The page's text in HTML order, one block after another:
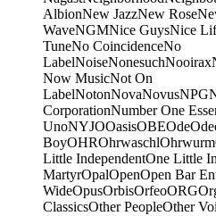
AlbionNew JazzNew Rose
WaveNGMNice GuysNice
TuneNo CoincidenceNo
LabelNoiseNonesuchNooirax
Now MusicNot On
LabelNotonNovaNovusNPG
CorporationNumber One
UnoNYJOOasisOBEOde
BoyOHROhrwaschlOhrwurm
Little IndependentOne Little
MartyrOpalOpenOpen Bar
WideOpusOrbisOrfeoORG
ClassicsOther PeopleOther